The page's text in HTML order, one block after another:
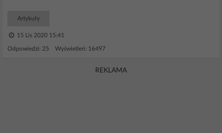
Artykuły
15 Lis 2020 15:41
Odpowiedzi: 25 Wyświetleń: 16497
REKLAMA